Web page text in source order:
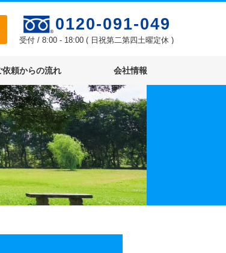
0120-091-049
受付 / 8:00 - 18:00 ( 日祝第二第四土曜定休 )
依頼からの流れ 会社情報